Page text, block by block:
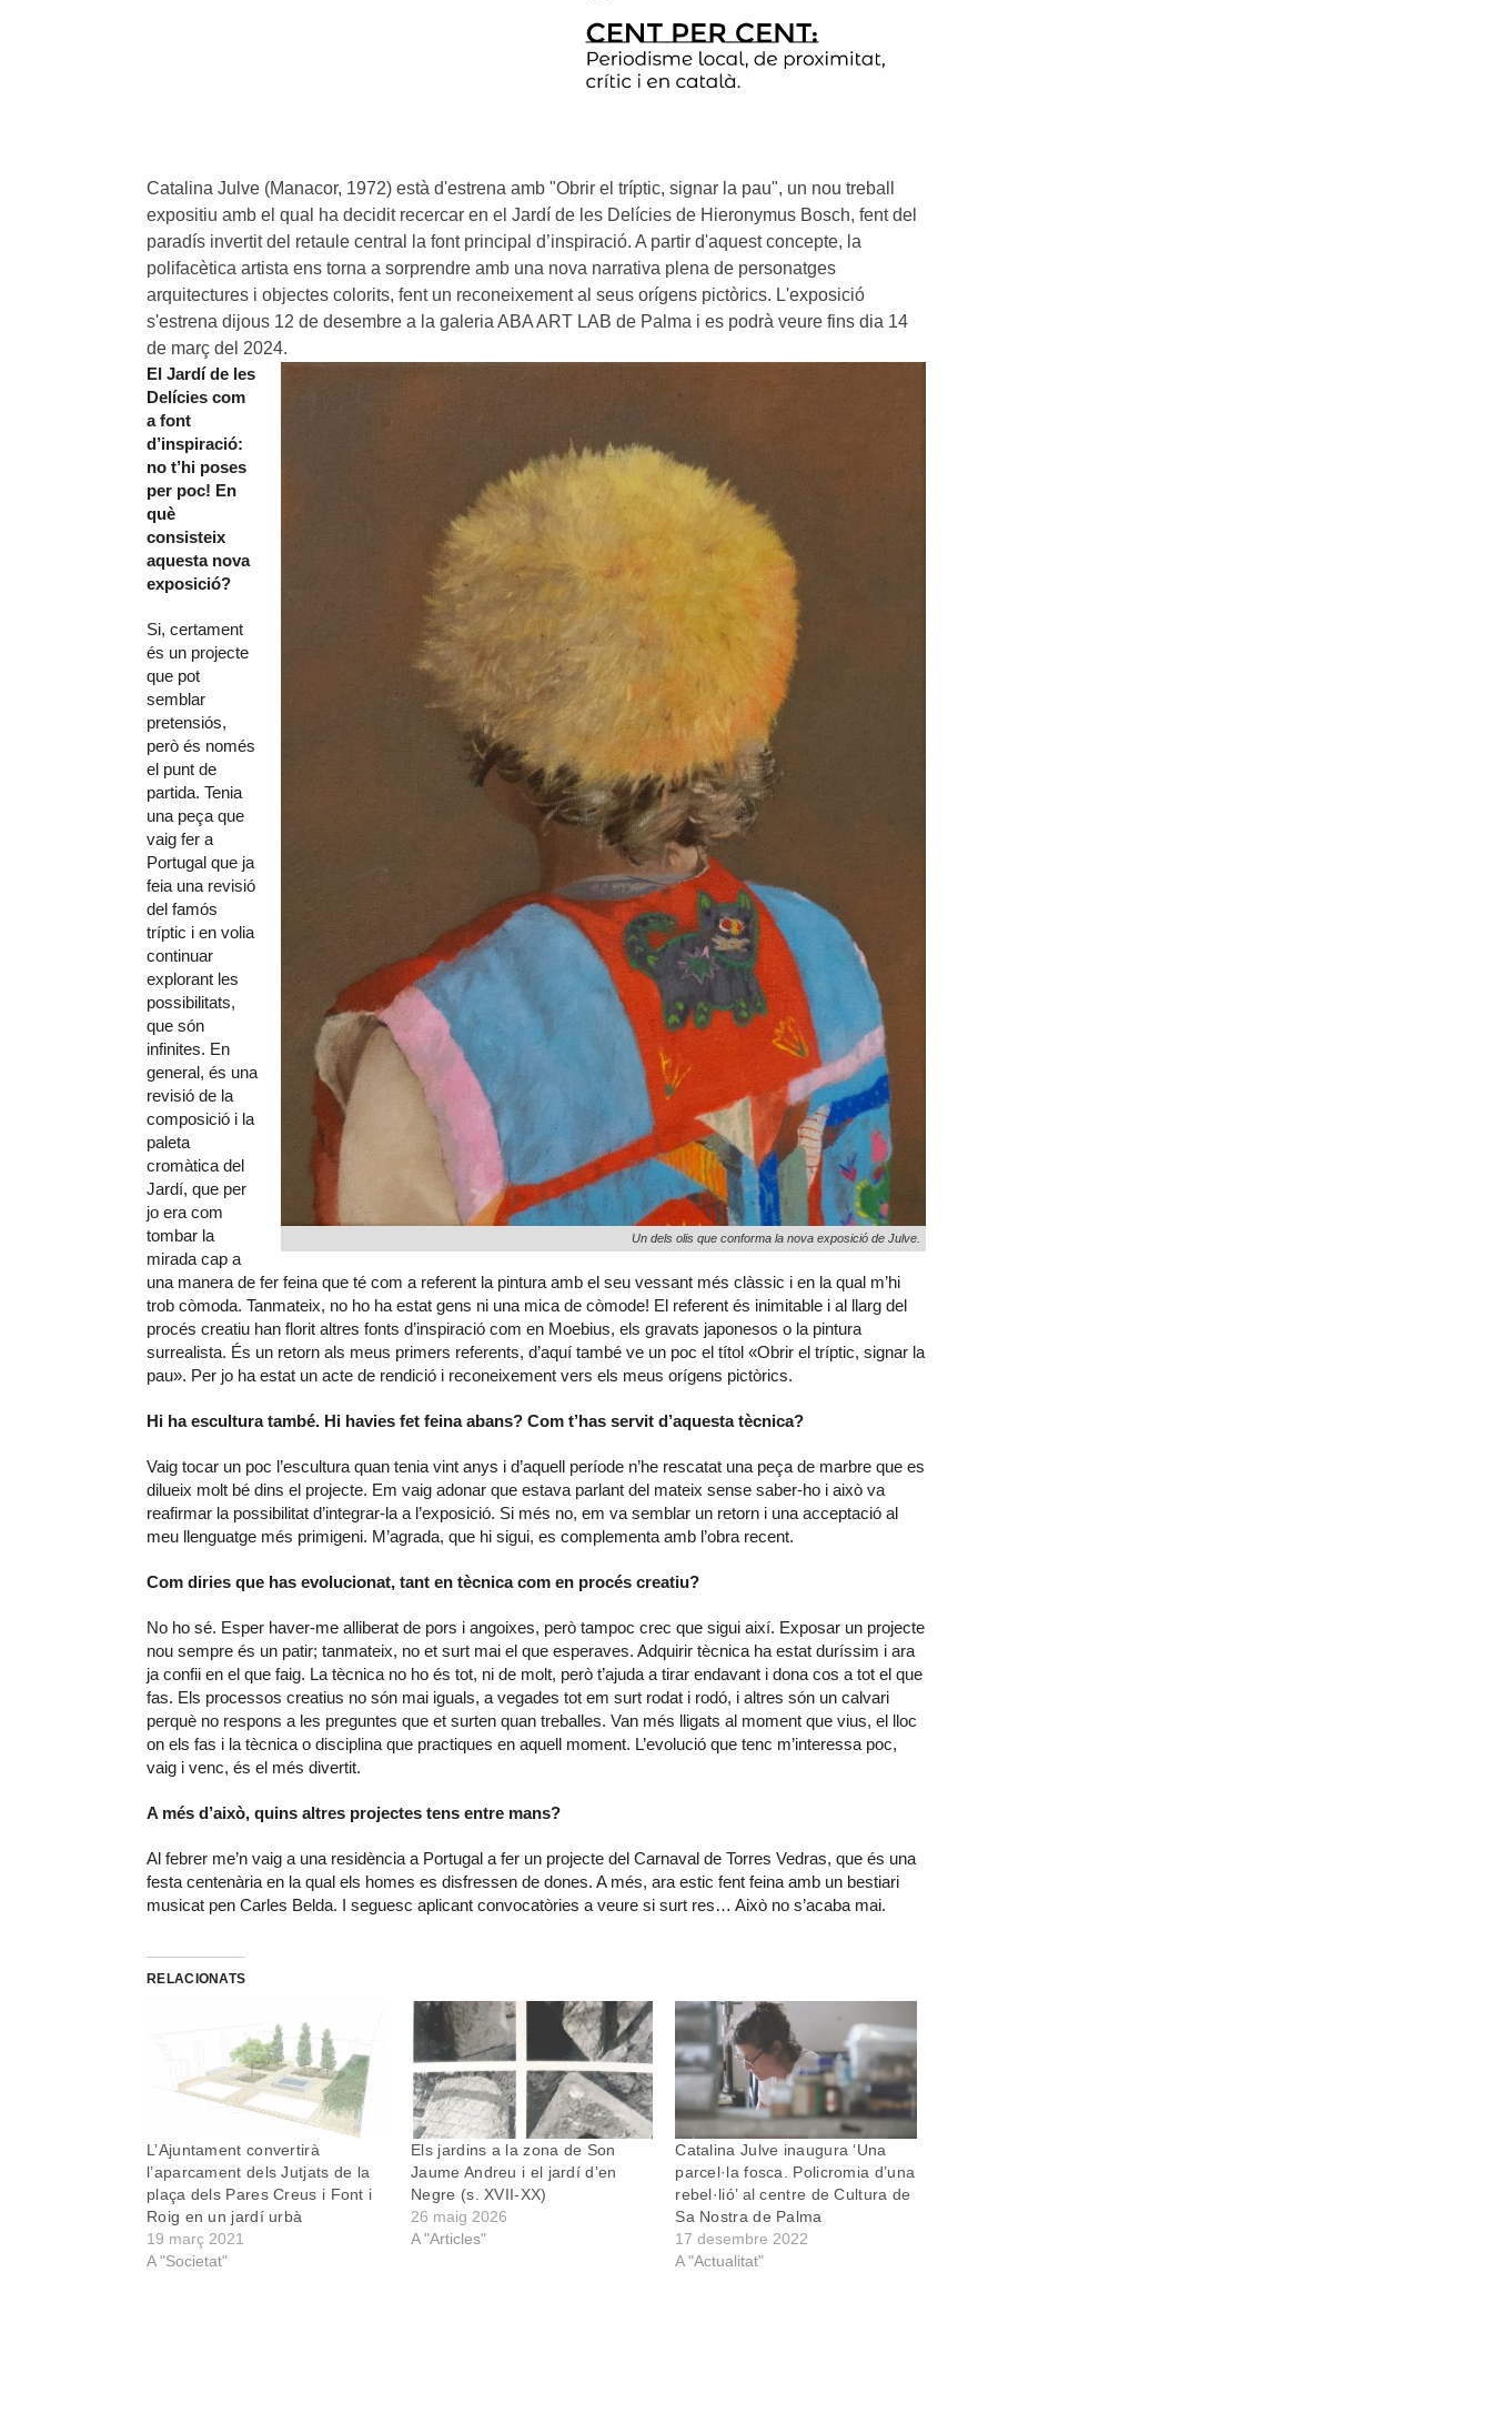
Catalina Julve (Manacor, 1972) està d'estrena amb "Obrir el tríptic, signar la pau", un nou treball
expositiu amb el qual ha decidit recercar en el Jardí de les Delícies de Hieronymus Bosch, fent del
paradís invertit del retaule central la font principal d’inspiració. A partir d'aquest concepte, la
polifacètica artista ens torna a sorprendre amb una nova narrativa plena de personatges
arquitectures i objectes colorits, fent un reconeixement al seus orígens pictòrics. L'exposició
s'estrena dijous 12 de desembre a la galeria ABA ART LAB de Palma i es podrà veure fins dia 14
de març del 2024.
Un dels olis que conforma la nova exposició de Julve.
El Jardí de les
Delícies com
a font
d’inspiració:
no t’hi poses
per poc! En
què
consisteix
aquesta nova
exposició?
Si, certament
és un projecte
que pot
semblar
pretensiós,
però és només
el punt de
partida. Tenia
una peça que
vaig fer a
Portugal que ja
feia una revisió
del famós
tríptic i en volia
continuar
explorant les
possibilitats,
que són
infinites. En
general, és una
revisió de la
composició i la
paleta
cromàtica del
Jardí, que per
jo era com
tombar la
mirada cap a
una manera de fer feina que té com a referent la pintura amb el seu vessant més clàssic i en la qual m’hi
trob còmoda. Tanmateix, no ho ha estat gens ni una mica de còmode! El referent és inimitable i al llarg del
procés creatiu han florit altres fonts d’inspiració com en Moebius, els gravats japonesos o la pintura
surrealista. És un retorn als meus primers referents, d’aquí també ve un poc el títol «Obrir el tríptic, signar la
pau». Per jo ha estat un acte de rendició i reconeixement vers els meus orígens pictòrics.
Hi ha escultura també. Hi havies fet feina abans? Com t’has servit d’aquesta tècnica?
Vaig tocar un poc l’escultura quan tenia vint anys i d’aquell període n’he rescatat una peça de marbre que es
dilueix molt bé dins el projecte. Em vaig adonar que estava parlant del mateix sense saber-ho i això va
reafirmar la possibilitat d’integrar-la a l’exposició. Si més no, em va semblar un retorn i una acceptació al
meu llenguatge més primigeni. M’agrada, que hi sigui, es complementa amb l’obra recent.
Com diries que has evolucionat, tant en tècnica com en procés creatiu?
No ho sé. Esper haver-me alliberat de pors i angoixes, però tampoc crec que sigui així. Exposar un projecte
nou sempre és un patir; tanmateix, no et surt mai el que esperaves. Adquirir tècnica ha estat duríssim i ara
ja confii en el que faig. La tècnica no ho és tot, ni de molt, però t’ajuda a tirar endavant i dona cos a tot el que
fas. Els processos creatius no són mai iguals, a vegades tot em surt rodat i rodó, i altres són un calvari
perquè no respons a les preguntes que et surten quan treballes. Van més lligats al moment que vius, el lloc
on els fas i la tècnica o disciplina que practiques en aquell moment. L’evolució que tenc m’interessa poc,
vaig i venc, és el més divertit.
A més d’això, quins altres projectes tens entre mans?
Al febrer me’n vaig a una residència a Portugal a fer un projecte del Carnaval de Torres Vedras, que és una
festa centenària en la qual els homes es disfressen de dones. A més, ara estic fent feina amb un bestiari
musicat pen Carles Belda. I seguesc aplicant convocatòries a veure si surt res… Això no s’acaba mai.
RELACIONATS
L’Ajuntament convertirà
l’aparcament dels Jutjats de la
plaça dels Pares Creus i Font i
Roig en un jardí urbà
19 març 2021
A "Societat"
Els jardins a la zona de Son
Jaume Andreu i el jardí d’en
Negre (s. XVII-XX)
26 maig 2026
A "Articles"
Catalina Julve inaugura ‘Una
parcel·la fosca. Policromia d’una
rebel·lió’ al centre de Cultura de
Sa Nostra de Palma
17 desembre 2022
A "Actualitat"